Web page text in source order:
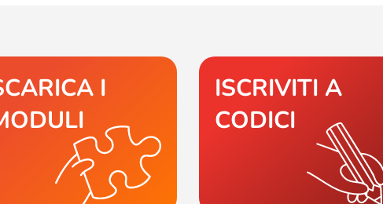
I
ISCRIVITI A
CODICI